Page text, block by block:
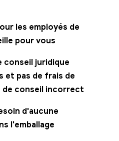
les employés de
pour vous
conseil juridique
et pas de frais de
de conseil incorrect
d'aucune
l'emballage